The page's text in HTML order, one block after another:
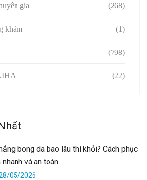
gia (268)
khám (1)
(798)
(22)
bong da bao lâu thì khỏi? Cách phục
nhanh và an toàn
05/2026